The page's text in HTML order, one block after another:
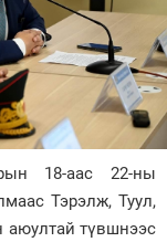
18-аас 22-ны
Тэрэлж, Туул,
түвшнээс